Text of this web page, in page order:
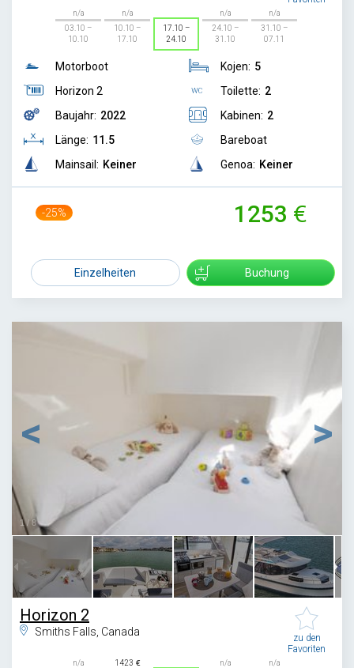
n/a
03.10 –
10.10
n/a
10.10 –
17.10
17.10 –
24.10
n/a
24.10 –
31.10
n/a
31.10 –
07.11
Motorboot
Horizon 2
Baujahr: 2022
Länge: 11.5
Mainsail: Keiner
Kojen: 5
Toilette: 2
Kabinen: 2
Bareboat
Genoa: Keiner
-25% 1253
Einzelheiten Buchung
1/8
Horizon 2
Smiths Falls, Canada
zu den
Favoriten
n/a
1423
n/a
n/a